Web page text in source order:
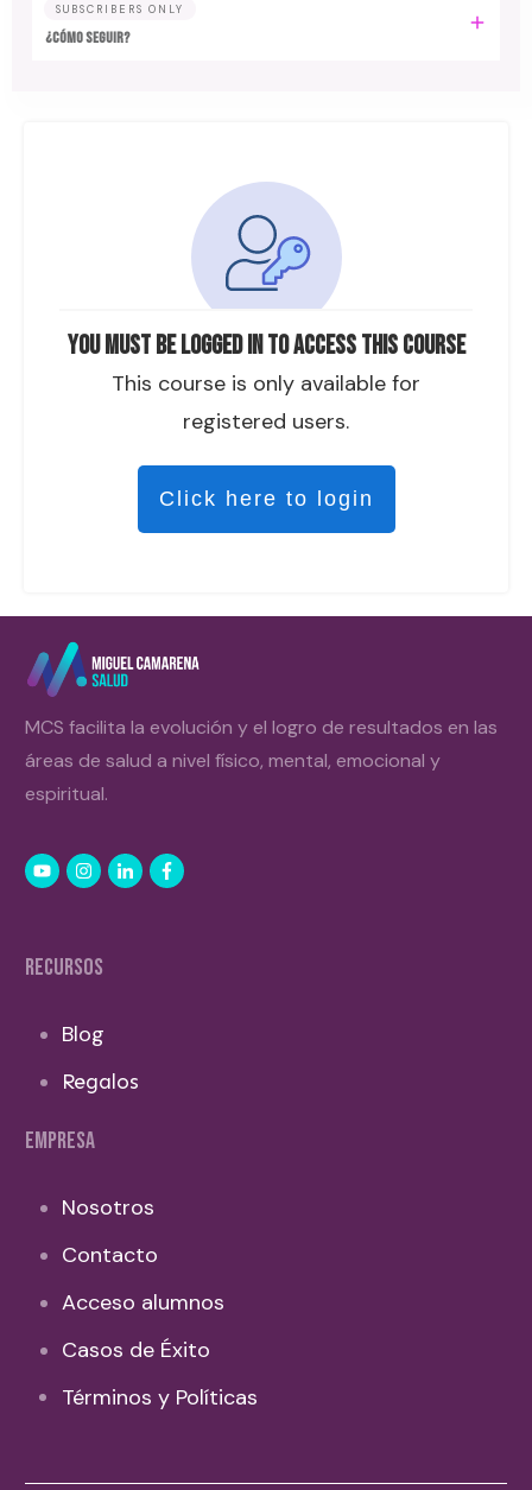
You must be logged in to access this course
This course is only available for
registered users.
Click here to login
SUBSCRIBERS ONLY
¿CÓMO SEGUIR?
MCS facilita la evolución y el logro de resultados en las
áreas de salud a nivel físico, mental, emocional y
espiritual.
RECURSOS
Blog
Regalos
EMPRESA
Nosotros
Contacto
Acceso alumnos
Casos de Éxito
Términos y Políticas